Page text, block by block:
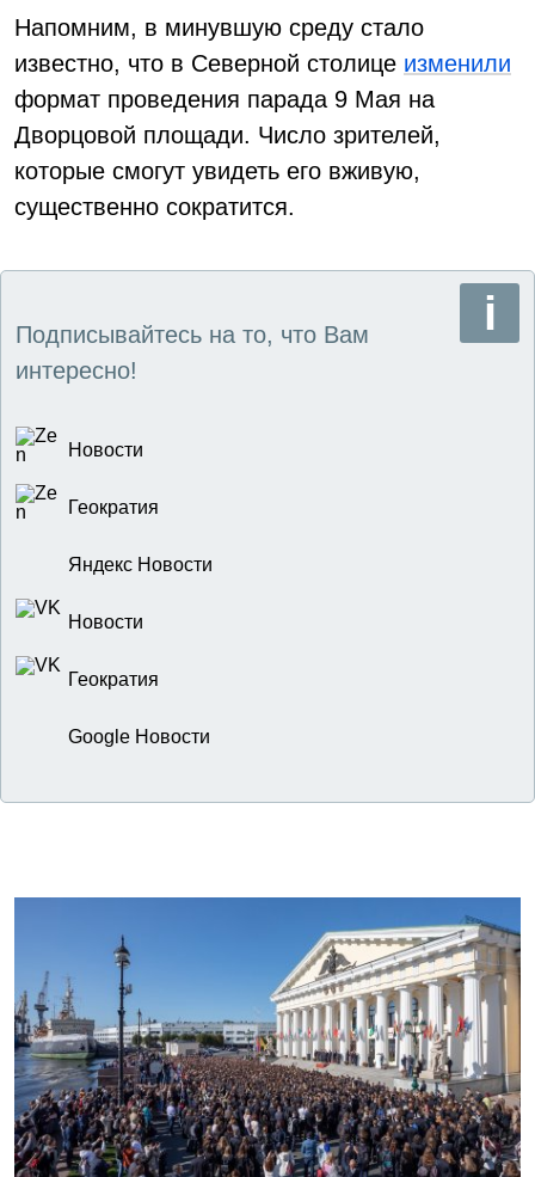
Напомним, в минувшую среду стало
известно, что в Северной столице изменили
формат проведения парада 9 Мая на
Дворцовой площади. Число зрителей,
которые смогут увидеть его вживую,
существенно сократится.
Подписывайтесь на то, что Вам
интересно!
Новости
Геократия
Яндекс Новости
Новости
Геократия
Google Новости